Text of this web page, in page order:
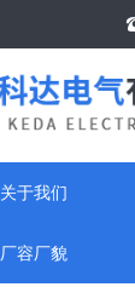
关于我们
厂容厂貌